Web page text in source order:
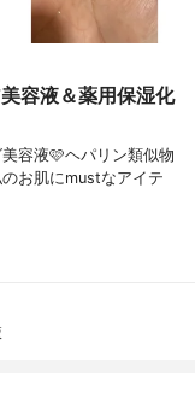
容液＆薬用保湿化
容液🩷ヘパリン類似物
お肌にmustなアイテ